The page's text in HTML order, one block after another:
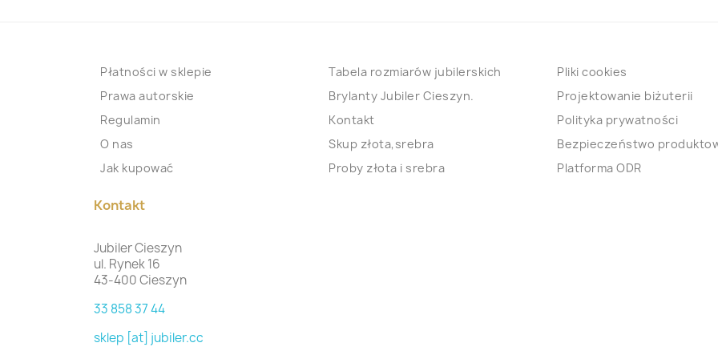
Płatności w sklepie
Prawa autorskie
Regulamin
O nas
Jak kupować
Tabela rozmiarów jubilerskich
Brylanty Jubiler Cieszyn.
Kontakt
Skup złota,srebra
Proby złota i srebra
Pliki cookies
Projektowanie biżuterii
Polityka prywatności
Bezpieczeństwo
Platforma ODR
Kontakt
Jubiler Cieszyn
ul. Rynek 16
43-400 Cieszyn
33 858 37 44
sklep [at] jubiler.cc